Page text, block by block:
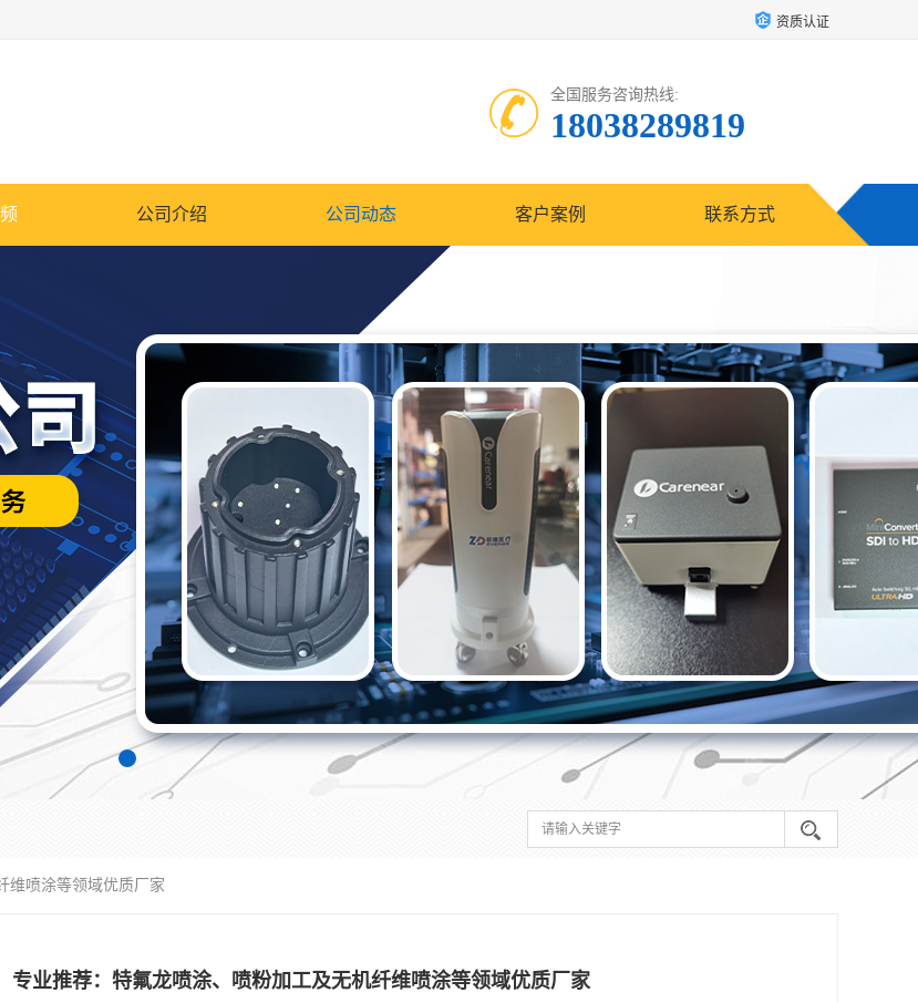
资质认证
全国服务咨询热线:
18038289819
公司介绍 公司动态 客户案例 联系方式
维喷涂等领域优质厂家
专业推荐：特氟龙喷涂、喷粉加工及无机纤维喷涂等领域优质厂家